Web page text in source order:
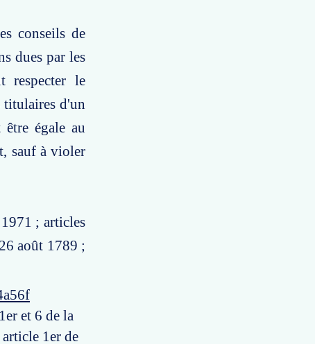
conseils de
dues par les
respecter le
titulaires d'un
égale au
sauf à violer
; articles
août 1789 ;
et 6 de la
1er de